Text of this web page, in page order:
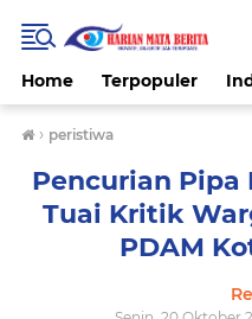
Home Terpopuler
› peristiwa
Pencurian Pipa
Tuai Kritik
PDAM